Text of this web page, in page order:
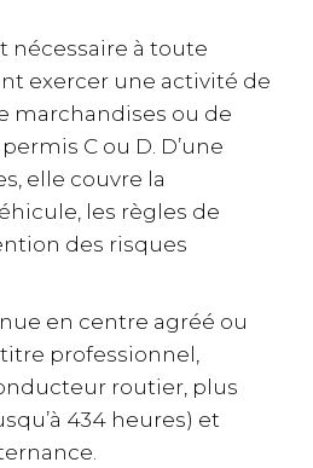
nécessaire à toute
exercer une activité de
marchandises ou de
C ou D. D’une
elle couvre la
les règles de
des risques
en centre agréé ou
professionnel,
routier, plus
434 heures) et